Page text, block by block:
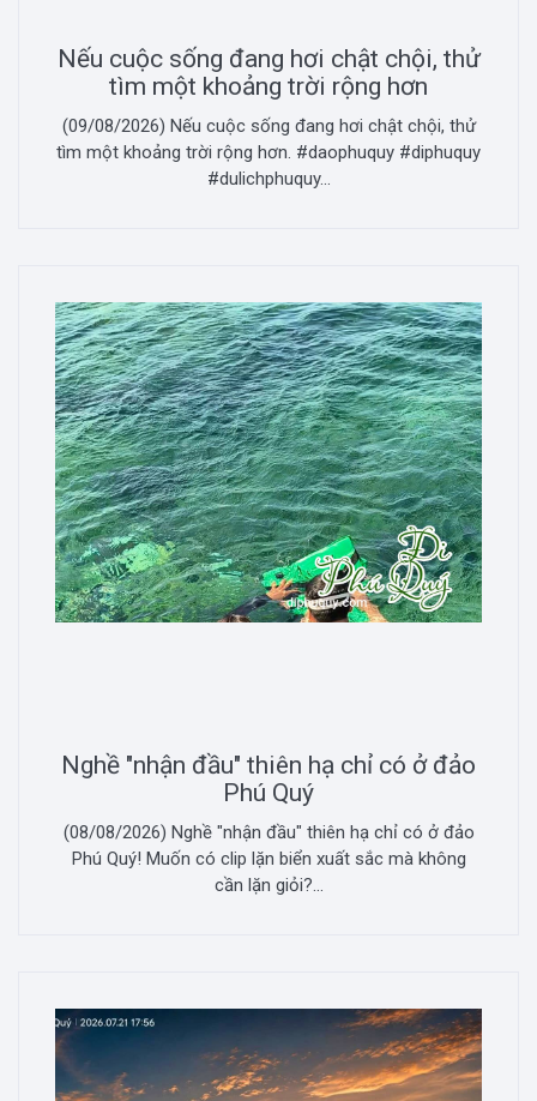
Nếu cuộc sống đang hơi chật chội, thử
tìm một khoảng trời rộng hơn
(09/08/2026) Nếu cuộc sống đang hơi chật chội, thử
tìm một khoảng trời rộng hơn. #daophuquy #diphuquy
#dulichphuquy...
Nghề "nhận đầu" thiên hạ chỉ có ở đảo
Phú Quý
(08/08/2026) Nghề "nhận đầu" thiên hạ chỉ có ở đảo
Phú Quý! Muốn có clip lặn biển xuất sắc mà không
cần lặn giỏi?...